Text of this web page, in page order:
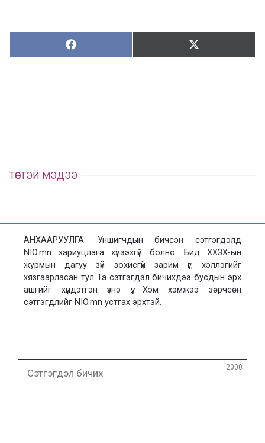
Хуваалцах:
Х
у
Түгээх:
Т
ү
ТӨСТЭЙ МЭДЭЭ
АНХААРУУЛГА: Уншигчдын бичсэн сэтгэгдэлд
NIO.mn хариуцлага хүлээхгүй болно. Бид ХХЗХ-ын
журмын дагуу зүй зохисгүй зарим үг, хэллэгийг
хязгаарласан тул Та сэтгэгдэл бичихдээ бусдын эрх
ашгийг хүндэтгэн үзнэ үү. Хэм хэмжээ зөрчсөн
сэтгэгдлийг NIO.mn устгах эрхтэй.
бичих
2000